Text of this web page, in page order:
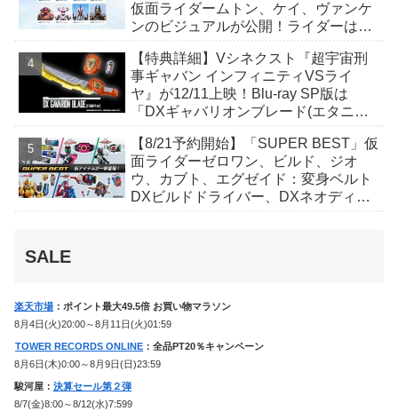
仮面ライダームトン、ケイ、ヴァンケ
ンのビジュアルが公開！ライダーは子
【特典詳細】Vシネクスト『超宇宙刑
事ギャバン インフィニティVSライ
ヤ』が12/11上映！Blu-ray SP版は
「DXギャバリオンブレード(エタニテ
か豪華特典付き！
【8/21予約開始】「SUPER BEST」仮
面ライダーゼロワン、ビルド、ジオ
ウ、カブト、エグゼイド：変身ベルト
DXビルドドライバー、DXネオディケ
SALE
楽天市場 ：ポイント最大49.5倍 お買い物マラソン
8月4日(火)20:00～8月11日(火)01:59
TOWER RECORDS ONLINE ：全品PT20％キャンペーン
8月6日(木)0:00～8月9日(日)23:59
駿河屋： 決算セール第２弾
8/7(金)8:00～8/12(水)7:599